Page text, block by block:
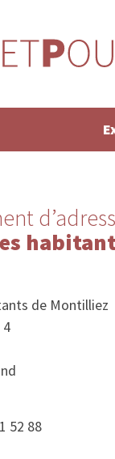
de Montilliez
4
52 88